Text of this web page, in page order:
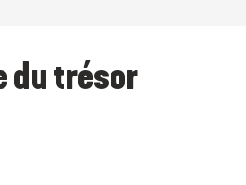
du trésor